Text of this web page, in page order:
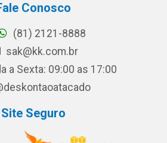
Conosco
(81) 2121-8888
sak@kk.com.br
a Sexta: 09:00 as 17:00
Site Seguro